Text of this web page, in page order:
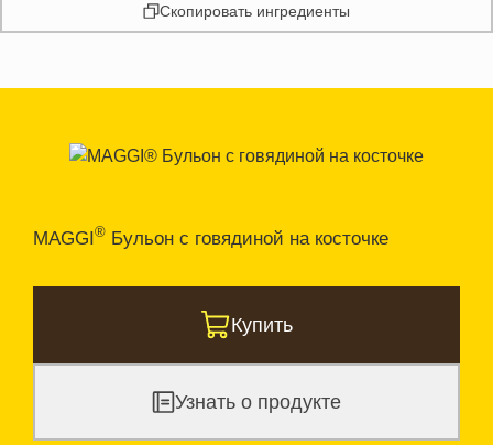
Скопировать ингредиенты
MAGGI® Бульон c говядиной на косточке
Купить
Узнать о продукте